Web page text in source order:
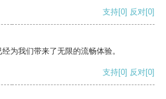
支持[0] 反对[0]
为我们带来了无限的流畅体验。
支持[0] 反对[0]